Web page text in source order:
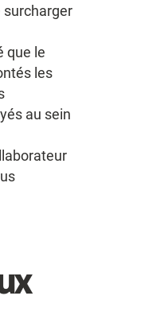
surcharger
que le
les
au sein